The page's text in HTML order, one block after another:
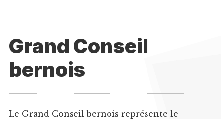
Grand Conseil
bernois
Le Grand Conseil bernois représente le